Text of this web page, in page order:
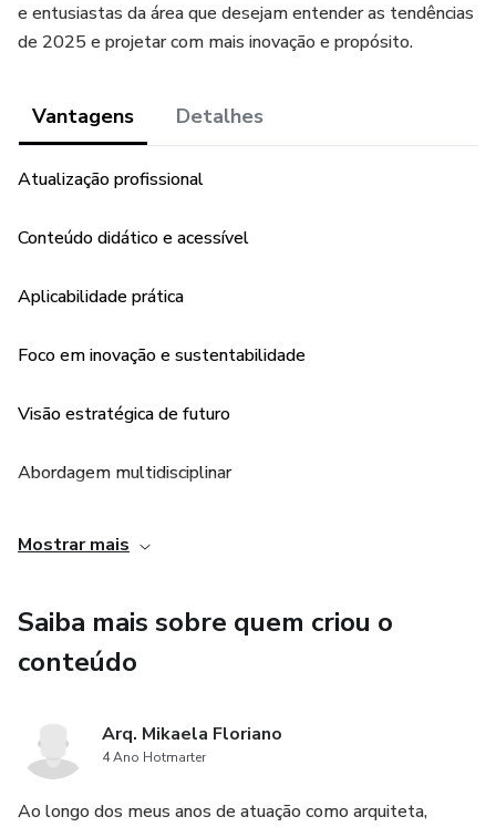
e entusiastas da área que desejam entender as tendências
de 2025 e projetar com mais inovação e propósito.
Vantagens Detalhes
Atualização profissional
Conteúdo didático e acessível
Aplicabilidade prática
Foco em inovação e sustentabilidade
Visão estratégica de futuro
Abordagem multidisciplinar
Mostrar mais
Saiba mais sobre quem criou o
conteúdo
Arq. Mikaela Floriano
4 Ano Hotmarter
Ao longo dos meus anos de atuação como arquiteta,